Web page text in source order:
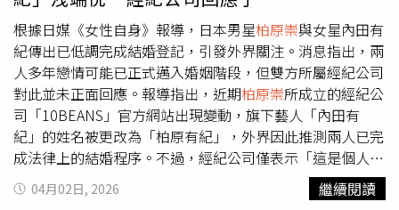
根據日媒《女性自身》報導，日本男星柏原崇與女星內田有
紀傳出已低調完成結婚登記，引發外界關注。消息指出，兩
人多年戀情可能已正式邁入婚姻階段，但雙方所屬經紀公司
對此並未正面回應。報導指出，近期柏原崇所成立的經紀公
司「10BEANS」官方網站出現變動，旗下藝人「內田有
紀」的姓名被更改為「柏原有紀」，外界因此推測兩人已完
成法律上的結婚程序。不過，經紀公司僅表示「這是個人私
事，本公司不便回應。」
早年憑藉電影《情書》與日
劇《惡作劇之吻》走紅，曾被譽為「20世紀末最後美少
04月02日, 2026 繼續閱讀